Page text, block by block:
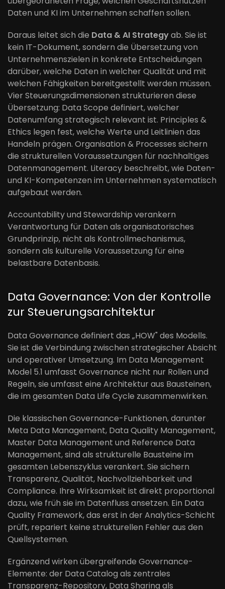
Daten und KI im Unternehmen schaffen sollen.
Daraus leitet sich die Data & AI Strategyab. Sie ist
kein IT-Dokument, sondern die Übersetzung von
Unternehmenszielen in konkrete Entscheidungen
darüber, welche Daten in welcher Qualität und mit
welchen Fähigkeiten bereitgestellt werden müssen.
Vier Steuerungsdimensionen strukturieren diese
Übersetzung: Data Scope definiert, welcher
Datenumfang strategisch relevant ist. Principles &
Ethics legen fest, welche Werte und Leitlinien das
Handeln prägen. Organisation & Processes sichern
die strukturellen Voraussetzungen für nachhaltiges
Datenmanagement. Literacy beschreibt, wie Daten-
und KI-Kompetenzen im Unternehmen systematisch
aufgebaut werden.
Accountability und Stewardship verankern
Verantwortung für Daten als organisatorisches
Grundprinzip, nicht als Kontrollmechanismus,
sondern als kulturelle Voraussetzung für eine
belastbare Datenbasis.
Data Governance: Von der Kontrolle
zur Steuerungsarchitektur
Data Governance definiert das „HOW" des Modells.
Sie ist die Verbindung zwischen strategischer Absicht
und operativer Umsetzung. Im Data Management
Model 5.1 umfasst Governance nicht nur Rollen und
Regeln, sie umfasst eine Architektur aus Bausteinen,
die im gesamten Data Life Cycle zusammenwirken.
Die klassischen Governance-Funktionen, darunter
Meta Data Management, Data Quality Management,
Master Data Management und Reference Data
Management, sind als strukturelle Bausteine im
gesamten Lebenszyklus verankert. Sie sichern
Transparenz, Qualität, Nachvollziehbarkeit und
Compliance. Ihre Wirksamkeit ist direkt proportional
dazu, wie früh sie im Datenfluss ansetzen. Ein Data
Quality Framework, das erst in der Analytics-Schicht
prüft, repariert keine strukturellen Fehler aus den
Quellsystemen.
Ergänzend wirken übergreifende Governance-
Elemente: der Data Catalog als zentrales
Transparenz-Repository, Data Sharing als